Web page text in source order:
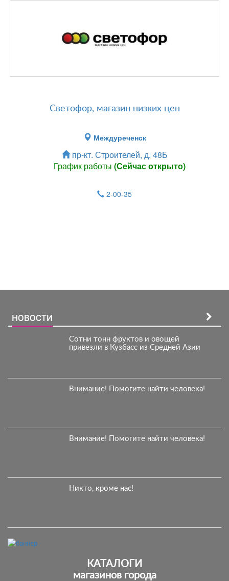
Светофор, магазин низких цен
Междуреченск
пр-кт. Строителей, д. 48Б
График работы (Сейчас открыто)
2-00-35
НОВОСТИ
Сотни тонн фруктов и овощей
привезли в Кузбасс из Средней Азии
Внимание! Помогите найти человека!
Внимание! Помогите найти человека!
Никто, кроме нас!
КАТАЛОГИ
магазинов города